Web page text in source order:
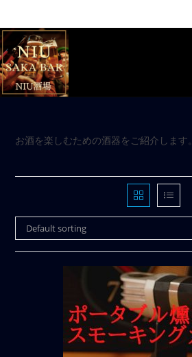
お酒を楽しむための酒器をご紹介します。
Default sorting